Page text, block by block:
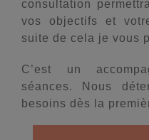
consultation
vos objectifs et
suite de cela je vous
C’est un
séances. Nous
besoins dès la